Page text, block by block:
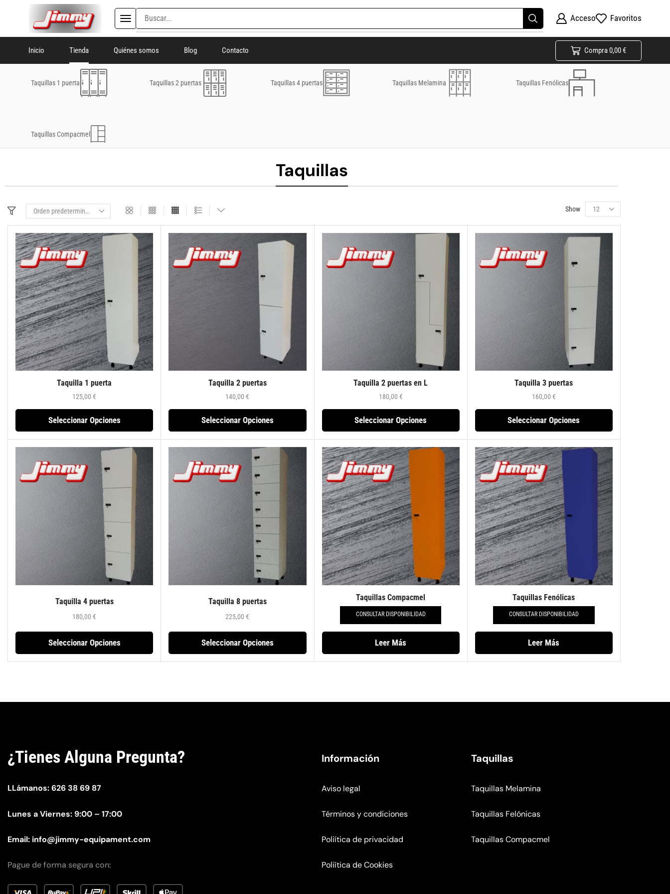
Acceso Favoritos
Inicio Tienda Quiénes somos Blog Contacto Compra0,00€
Taquillas 1 puerta Taquillas 2 puertas Taquillas 4 puertas Taquillas Melamina Taquillas Fenólicas
Taquillas Compacmel
Taquillas
Show
Taquilla 1 puerta
125,00€
Seleccionar Opciones
Taquilla 2 puertas
140,00€
Seleccionar Opciones
Taquilla 2 puertas en L
180,00 €
Seleccionar Opciones
Taquilla 3 puertas
160,00 €
Seleccionar Opciones
Taquilla 4 puertas
180,00€
Seleccionar Opciones
Taquilla 8 puertas
225,00€
Seleccionar Opciones
Taquillas Compacmel
CONSULTAR DISPONIBILIDAD
Leer Más
Taquillas Fenólicas
CONSULTAR DISPONIBILIDAD
Leer Más
¿Tienes Alguna Pregunta?
LLámanos:626 38 69 87
Lunes a Viernes: 9:00 – 17:00
Email: info@jimmy-equipament.com
Pague de forma segura con:
Información
Aviso legal
Términos y condiciones
Poliítica de privacidad
Poliítica de Cookies
Taquillas
Taquillas Melamina
Taquillas Felónicas
Taquillas Compacmel